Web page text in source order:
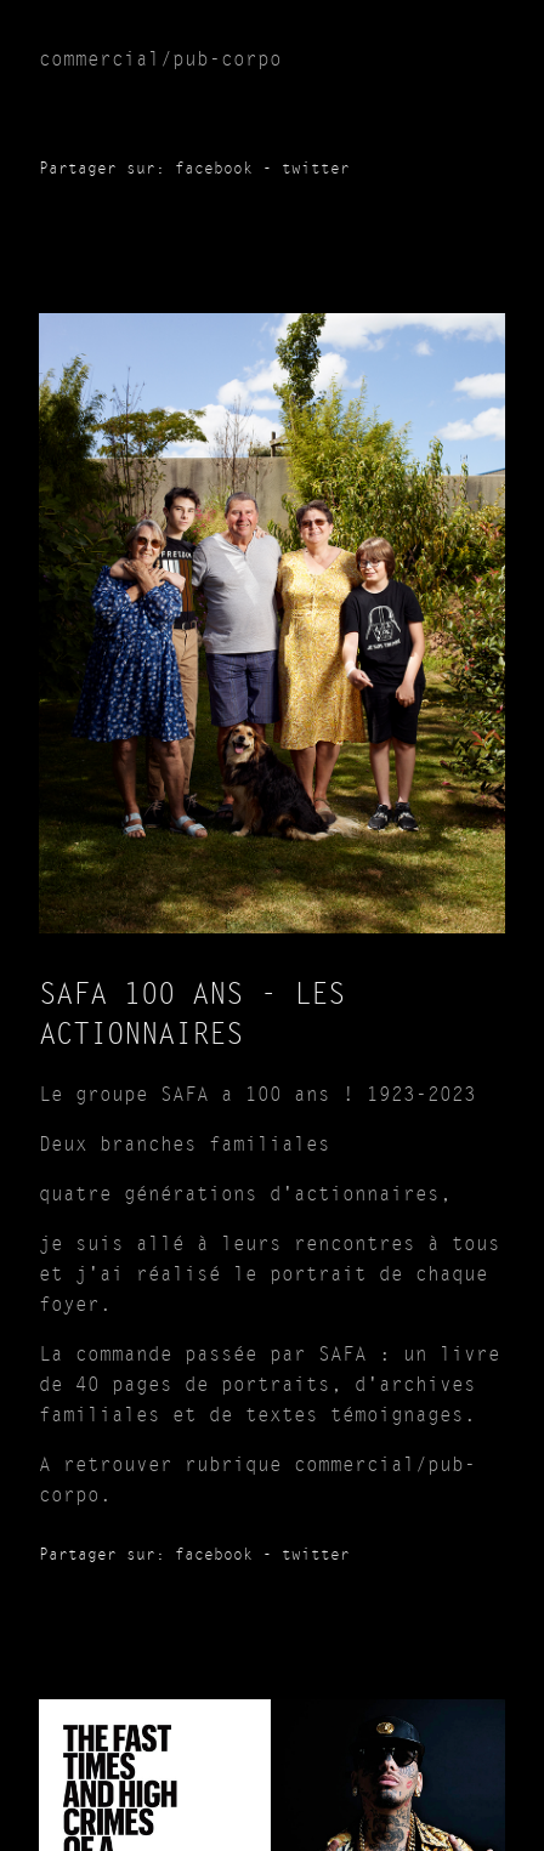
commercial/pub-corpo
Partager sur: facebook - twitter
SAFA 100 ANS - LES
ACTIONNAIRES
Le groupe SAFA a 100 ans ! 1923-2023
Deux branches familiales
quatre générations d'actionnaires,
je suis allé à leurs rencontres à tous
et j'ai réalisé le portrait de chaque
foyer.
La commande passée par SAFA : un livre
de 40 pages de portraits, d'archives
familiales et de textes témoignages.
A retrouver rubrique commercial/pub-
corpo.
Partager sur: facebook - twitter